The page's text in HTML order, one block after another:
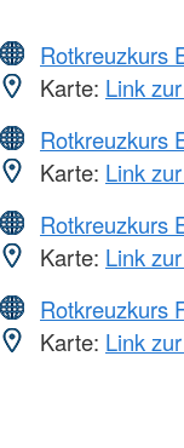
Rotkreuzkurs
Karte: Link
Rotkreuzkurs
Karte: Link
Rotkreuzkurs
Karte: Link
Rotkreuzkurs
Karte: Link